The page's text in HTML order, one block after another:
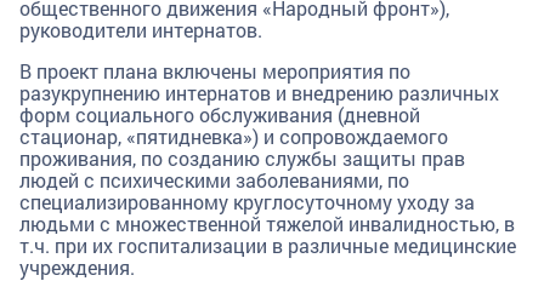
общественного движения «Народный фронт»),
руководители интернатов.
В проект плана включены мероприятия по
разукрупнению интернатов и внедрению различных
форм социального обслуживания (дневной
стационар, «пятидневка») и сопровождаемого
проживания, по созданию службы защиты прав
людей с психическими заболеваниями, по
специализированному круглосуточному уходу за
людьми с множественной тяжелой инвалидностью, в
т.ч. при их госпитализации в различные медицинские
учреждения.